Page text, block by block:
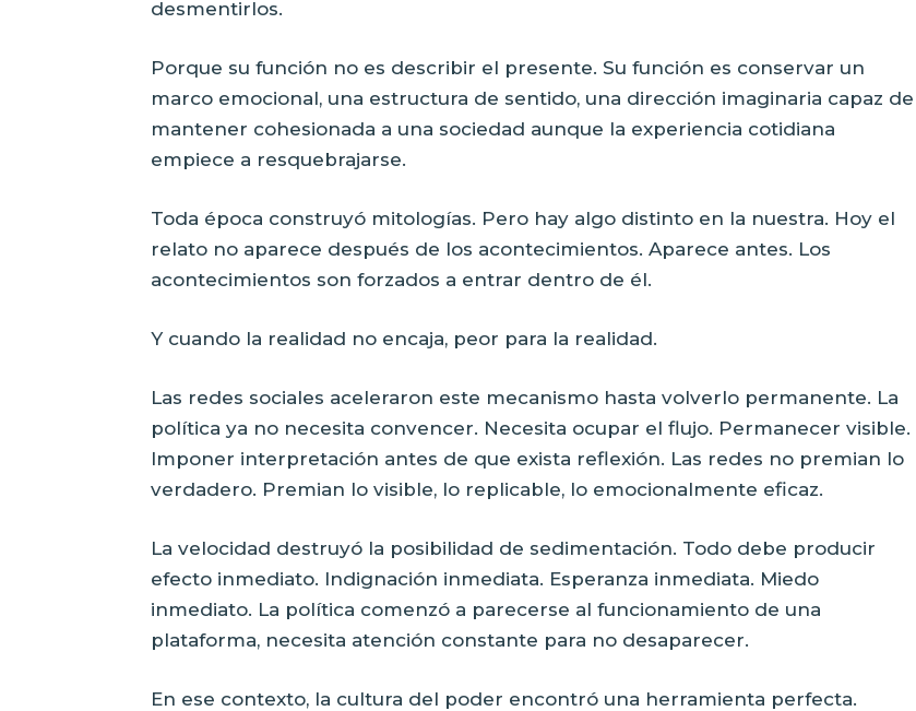
desmentirlos.
Porque su función no es describir el presente. Su función es conservar un
marco emocional, una estructura de sentido, una dirección imaginaria capaz de
mantener cohesionada a una sociedad aunque la experiencia cotidiana
empiece a resquebrajarse.
Toda época construyó mitologías. Pero hay algo distinto en la nuestra. Hoy el
relato no aparece después de los acontecimientos. Aparece antes. Los
acontecimientos son forzados a entrar dentro de él.
Y cuando la realidad no encaja, peor para la realidad.
Las redes sociales aceleraron este mecanismo hasta volverlo permanente. La
política ya no necesita convencer. Necesita ocupar el flujo. Permanecer visible.
Imponer interpretación antes de que exista reflexión. Las redes no premian lo
verdadero. Premian lo visible, lo replicable, lo emocionalmente eficaz.
La velocidad destruyó la posibilidad de sedimentación. Todo debe producir
efecto inmediato. Indignación inmediata. Esperanza inmediata. Miedo
inmediato. La política comenzó a parecerse al funcionamiento de una
plataforma, necesita atención constante para no desaparecer.
En ese contexto, la cultura del poder encontró una herramienta perfecta.